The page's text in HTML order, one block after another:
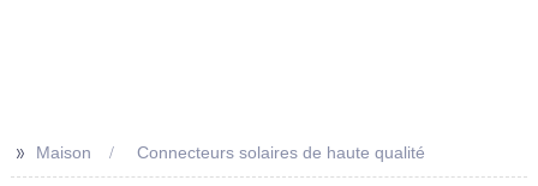
>> Maison Connecteurs solaires de haute qualité